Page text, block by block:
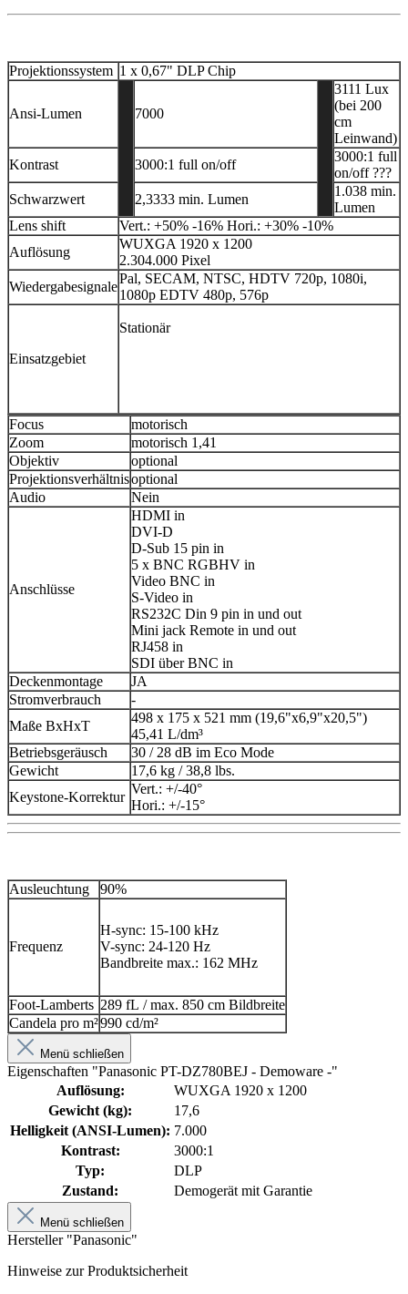
Projektionssystem 1 x 0,67" DLP Chip
Ansi-Lumen 7000
3111 Lux
(bei 200
cm
Leinwand)
Kontrast
3000:1 full on/off
3000:1 full
on/off???
Schwarzwert
2,3333 min. Lumen
1.038 min.
Lumen
Lens shift
Vert.: +50% -16% Hori.: +30% -10%
Auflösung
WUXGA 1920 x 1200
2.304.000 Pixel
Wiedergabesignale
Pal, SECAM, NTSC, HDTV 720p, 1080i,
1080p EDTV 480p, 576p
Einsatzgebiet
Stationär
Focus
motorisch
Zoom
motorisch 1,41
Objektiv
optional
Projektionsverhältnisoptional
Audio
Nein
Anschlüsse
HDMI in
DVI-D
D-Sub 15 pin in
5 x BNC RGBHV in
Video BNC in
S-Video in
RS232C Din 9 pin in und out
Mini jack Remote in und out
RJ458 in
SDI über BNC in
Deckenmontage
JA
Stromverbrauch
-
Maße BxHxT
498 x 175 x 521 mm (19,6"x6,9"x20,5")
45,41 L/dm³
Betriebsgeräusch
30 / 28 dB im Eco Mode
Gewicht
17,6 kg / 38,8 lbs.
Keystone-Korrektur
Vert.: +/-40°
Hori.: +/-15°
Ausleuchtung 90%
Frequenz
H-sync: 15-100 kHz
V-sync: 24-120 Hz
Bandbreite max.: 162 MHz
Foot-Lamberts 289 fL / max. 850 cm Bildbreite
Candela pro m²990 cd/m²
Menü schließen
Eigenschaften "Panasonic PT-DZ780BEJ - Demoware -"
Auflösung:
WUXGA 1920 x 1200
Gewicht (kg):
17,6
Helligkeit (ANSI-Lumen): 7.000
Kontrast:
3000:1
Typ:
DLP
Zustand:
Demogerät mit Garantie
Menü schließen
Hersteller "Panasonic"
Hinweise zur Produktsicherheit